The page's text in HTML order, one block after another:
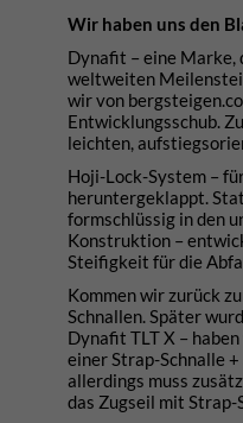
Wir haben uns den
Dynafit – eine Marke,
weltweiten
wir von
Entwicklungsschub.
leichten,
Hoji-Lock-System –
heruntergeklappt.
formschlüssig in den
Konstruktion –
Steifigkeit für die
Kommen wir zurück
Schnallen. Später
Dynafit TLT X –
einer Strap-Schnalle
allerdings muss
das Zugseil mit Strap-